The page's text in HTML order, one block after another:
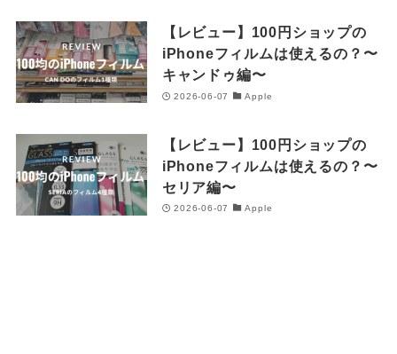
【レビュー】100円ショップの
iPhoneフィルムは使えるの？〜
キャンドゥ編〜
2026-06-07 Apple
【レビュー】100円ショップの
iPhoneフィルムは使えるの？〜
セリア編〜
2026-06-07 Apple